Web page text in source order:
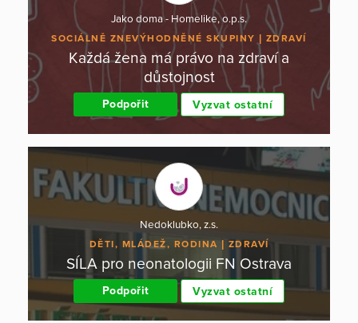
Jako doma - Homelike, o.p.s.
SOCIÁLNĚ ZNEVÝHODNĚNÉ SKUPINY ZDRAVÍ
Každá žena má právo na zdraví a
důstojnost
Podpořit Vyzvat ostatní
Nedoklubko, z.s.
DĚTI, MLÁDEŽ, RODINA ZDRAVÍ
SÍLA pro neonatologii FN Ostrava
Podpořit Vyzvat ostatní